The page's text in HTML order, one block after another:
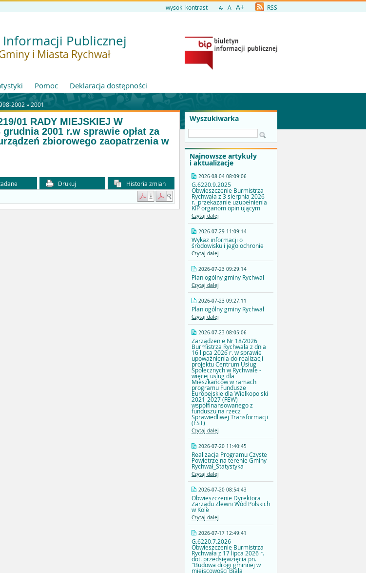
wysoki kontrast A- A A+ RSS
Publicznej
i Miasta Rychwał
Pomoc Deklaracja dostępności
2002 »2001
Wyszukiwarka
Najnowsze artykuły
i aktualizacje
2026-08-04 08:09:06
G.6220.9.2025
Obwieszczenie Burmistrza
Rychwała z 3 sierpnia 2026
r._przekazanie uzupełnienia
KIP organom opiniującym
Czytaj dalej
2026-07-29 11:09:14
Wykaz informacji o
środowisku i jego ochronie
Czytaj dalej
2026-07-23 09:29:14
Plan ogólny gminy Rychwał
Czytaj dalej
2026-07-23 09:27:11
Plan ogólny gminy Rychwał
Czytaj dalej
2026-07-23 08:05:06
Zarządzenie Nr 18/2026
Burmistrza Rychwała z dnia
16 lipca 2026 r. w sprawie
upoważnienia do realizacji
projektu Centrum Usług
Społecznych w Rychwale -
więcej uslug dla
Mieszkańców w ramach
programu Fundusze
Europejskie dla Wielkopolski
2021-2027 (FEW)
współfinansowanego z
funduszu na rzecz
Sprawiedliwej Transformacji
(FST)
Czytaj dalej
2026-07-20 11:40:45
Realizacja Programu Czyste
Powietrze na terenie Gminy
Rychwał_Statystyka
Czytaj dalej
2026-07-20 08:54:43
Obwieszczenie Dyrektora
Zarządu Zlewni Wód Polskich
w Kole
Czytaj dalej
2026-07-17 12:49:41
G.6220.7.2026
Obwieszczenie Burmistrza
Rychwała z 17 lipca 2026 r.
dot. przedsięwzięcia pn.
"Budowa drogi gminnej w
miejscowości Biała
01 RADY MIEJSKIEJ W
grudnia 2001 r.w sprawie opłat za
zbiorowego zaopatrzenia w
Drukuj
Historia zmian